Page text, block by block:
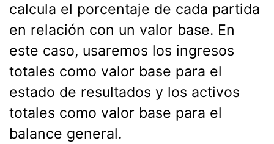
calcula el porcentaje de cada partida
en relación con un valor base. En
este caso, usaremos los ingresos
totales como valor base para el
estado de resultados y los activos
totales como valor base para el
balance general.